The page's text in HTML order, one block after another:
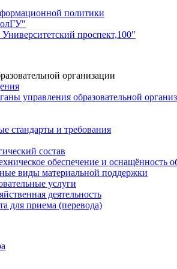
политики
проспект,100"
организации
управления образовательной
стандарты и требования
состав
обеспечение и оснащённость
виды материальной поддержки
услуги
деятельность
для приема (перевода)